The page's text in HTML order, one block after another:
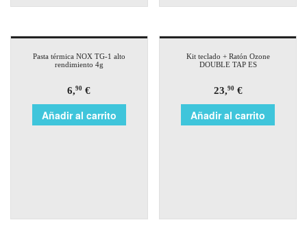
Pasta térmica NOX TG-1 alto
rendimiento 4g
6,90 €
Añadir al carrito
Kit teclado + Ratón Ozone
DOUBLE TAP ES
23,90€
Añadir al carrito